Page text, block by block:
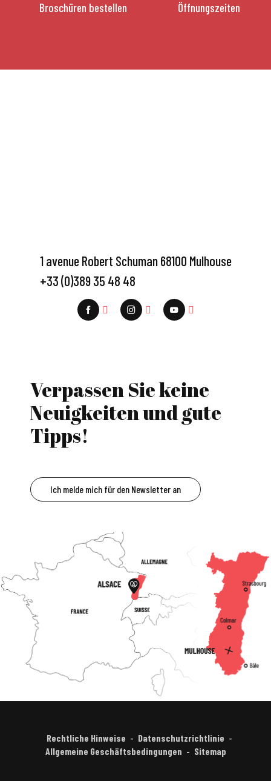
Broschüren bestellen Öffnungszeiten
1 avenue Robert Schuman 68100 Mulhouse
+33 (0)389 35 48 48
Verpassen Sie keine
Neuigkeiten und gute
Tipps!
Ich melde mich für den Newsletter an
Rechtliche Hinweise
Datenschutzrichtlinie
Allgemeine Geschäftsbedingungen
Sitemap